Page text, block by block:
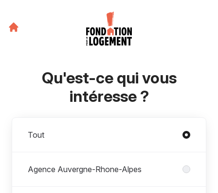
Qu'est-ce qui vous
intéresse ?
Tout
Agence Auvergne-Rhone-Alpes